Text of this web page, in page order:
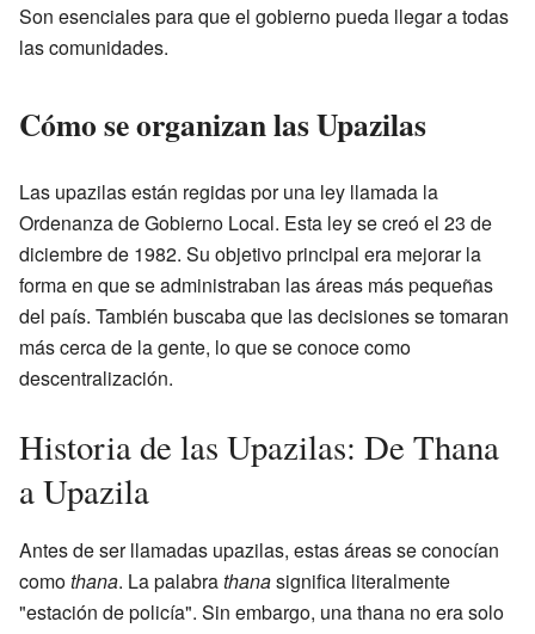
Son esenciales para que el gobierno pueda llegar a todas
las comunidades.
Cómo se organizan las Upazilas
Las upazilas están regidas por una ley llamada la
Ordenanza de Gobierno Local. Esta ley se creó el 23 de
diciembre de 1982. Su objetivo principal era mejorar la
forma en que se administraban las áreas más pequeñas
del país. También buscaba que las decisiones se tomaran
más cerca de la gente, lo que se conoce como
descentralización.
Historia de las Upazilas: De Thana
a Upazila
Antes de ser llamadas upazilas, estas áreas se conocían
comothana. La palabrathanasignifica literalmente
"estación de policía". Sin embargo, una thana no era solo